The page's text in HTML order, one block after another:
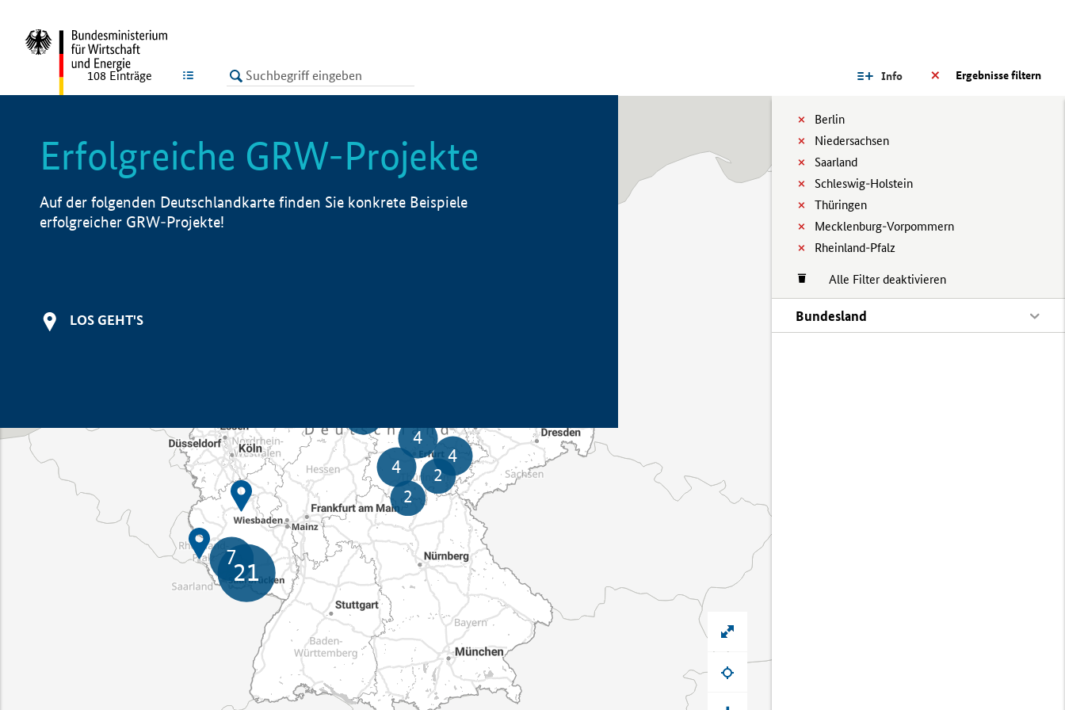
LISTE Ergebnisse filtern
Info
Berlin
Niedersachsen
Saarland
Schleswig-Holstein
Thüringen
Mecklenburg-Vorpommern
Rheinland-Pfalz
Alle Filter deaktivieren
Bundesland
108 Einträge
Erfolgreiche GRW-Projekte
Auf der folgenden Deutschlandkarte finden Sie konkrete Beispiele
erfolgreicher GRW-Projekte!
LOS GEHT'S